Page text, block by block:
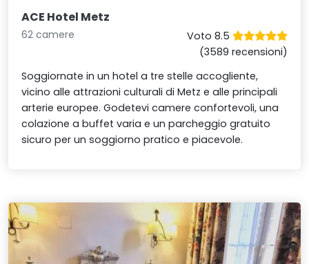
ACE Hotel Metz
62 camere
Voto 8.5
(3589 recensioni)
Soggiornate in un hotel a tre stelle accogliente,
vicino alle attrazioni culturali di Metz e alle principali
arterie europee. Godetevi camere confortevoli, una
colazione a buffet varia e un parcheggio gratuito
sicuro per un soggiorno pratico e piacevole.